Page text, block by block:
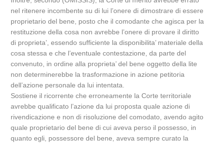
nel ritenere incombente su di lui l’onere di dimostrare di essere
proprietario del bene, posto che il comodante che agisca per la
restituzione della cosa non avrebbe l’onere di provare il diritto
di proprieta’, essendo sufficiente la disponibilita’ materiale della
cosa stessa e che l’eventuale contestazione, da parte del
convenuto, in ordine alla proprieta’ del bene oggetto della lite
non determinerebbe la trasformazione in azione petitoria
dell’azione personale da lui intentata.
Sostiene il ricorrente che erroneamente la Corte territoriale
avrebbe qualificato l’azione da lui proposta quale azione di
rivendicazione e non di risoluzione del comodato, avendo agito
quale proprietario del bene di cui aveva perso il possesso, in
quanto egli, possessore del bene, aveva sempre curato la